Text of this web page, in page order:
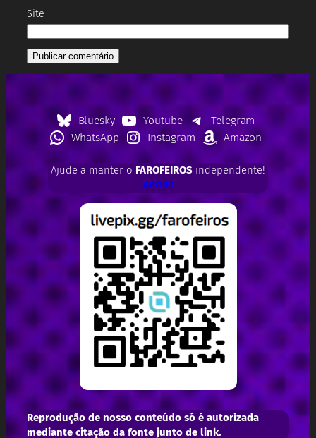
Site
Bluesky Youtube
Telegram
WhatsApp
Instagram Amazon
Ajude a manter o FAROFEIROSindependente!
APOIE!
Reprodução de nosso conteúdo só é autorizada
mediante citação da fonte junto de link.